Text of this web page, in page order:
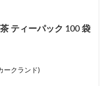
ティーパック 100 袋
ークランド)